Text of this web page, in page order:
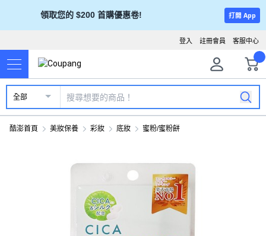
領取您的 $200 首購優惠卷! 打開 App
客服中心
註冊會員
登入
全部
酷澎首頁 美妝保養 彩妝 底妝 蜜粉/蜜粉餅